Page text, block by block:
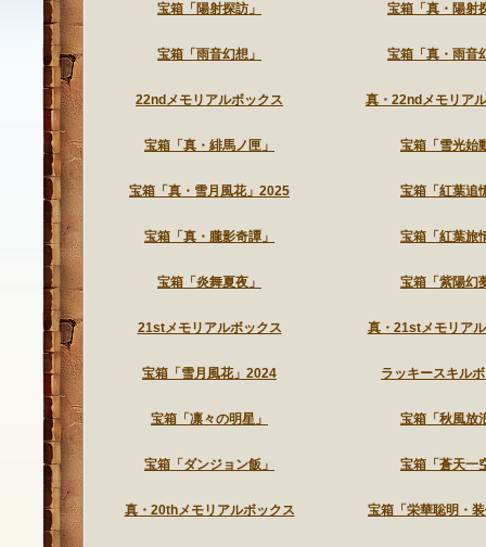
宝箱「陽射探訪」 宝箱「真・陽射
宝箱「雨音幻想」 宝箱「真・雨音
22ndメモリアルボックス 真・22ndメモリア
宝箱「真・緋馬ノ匣」 宝箱「雪光始
宝箱「真・雪月風花」2025 宝箱「紅葉追
宝箱「真・朧影奇譚」 宝箱「紅葉旅
宝箱「炎舞夏夜」 宝箱「紫陽幻
21stメモリアルボックス 真・21stメモリア
宝箱「雪月風花」2024 ラッキースキル
宝箱「凛々の明星」 宝箱「秋風放
宝箱「ダンジョン飯」 宝箱「蒼天一
真・20thメモリアルボックス 宝箱「栄華聡明・